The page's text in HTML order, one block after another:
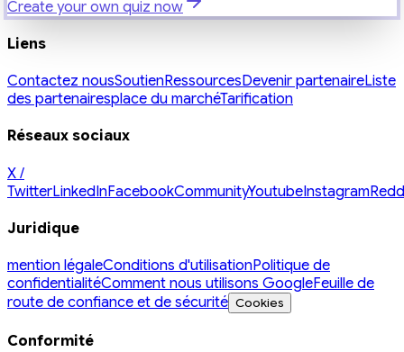
Create your own quiz now
Liens
Contactez nousSoutienRessourcesDevenir partenaireListe
des partenairesplace du marchéTarification
Réseaux sociaux
X /
TwitterLinkedInFacebookCommunityYoutubeInstagram
Juridique
mention légaleConditions d'utilisationPolitique de
confidentialitéComment nous utilisons GoogleFeuille de
route de confiance et de sécurité Cookies
Conformité